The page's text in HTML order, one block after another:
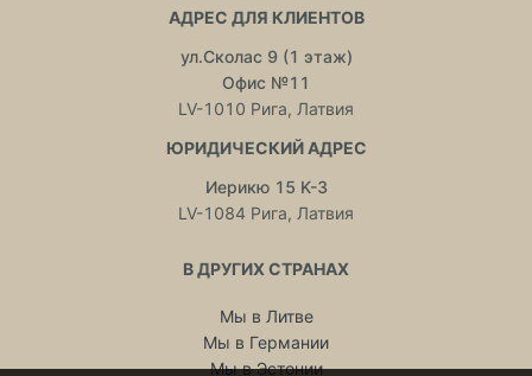
АДРЕС ДЛЯ КЛИЕНТОВ
ул.Сколас 9 (1 этаж)
Офис №11
LV-1010 Рига, Латвия
ЮРИДИЧЕСКИЙ АДРЕС
Иерикю 15 K-3
LV-1084 Рига, Латвия
В ДРУГИХ СТРАНАХ
Мы в Литве
Мы в Германии
Мы в Эстонии